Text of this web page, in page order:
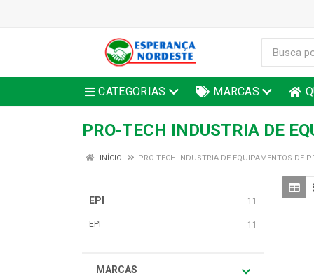
CATEGORIAS MARCAS
PRO-TECH INDUSTRIA DE
INÍCIO PRO-TECH INDUSTRIA DE EQUIPAMENTOS DE
EPI 11
EPI 11
MARCAS